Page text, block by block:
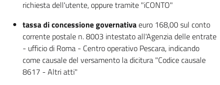
richiesta dell'utente, oppure tramite "iCONTO"
tassa di concessione governativaeuro 168,00 sul conto
corrente postale n. 8003 intestato all'Agenzia delle entrate
- ufficio di Roma - Centro operativo Pescara, indicando
come causale del versamento la dicitura "Codice causale
8617 - Altri atti"